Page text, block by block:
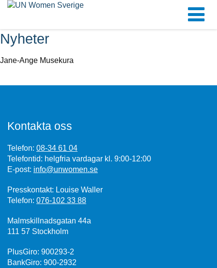
Nyheter
Jane-Ange Musekura
Kontakta oss
Telefon: 08-34 61 04
Telefontid: helgfria vardagar kl. 9:00-12:00
E-post: info@unwomen.se
Presskontakt: Louise Waller
Telefon: 076-102 33 88
Malmskillnadsgatan 44a
111 57 Stockholm
PlusGiro: 900293-2
BankGiro: 900-2932